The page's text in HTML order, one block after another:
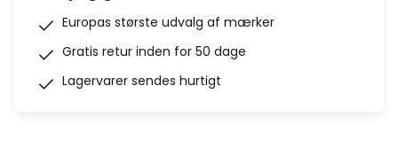
Europas største udvalg af mærker
Gratis retur inden for 50 dage
Lagervarer sendes hurtigt